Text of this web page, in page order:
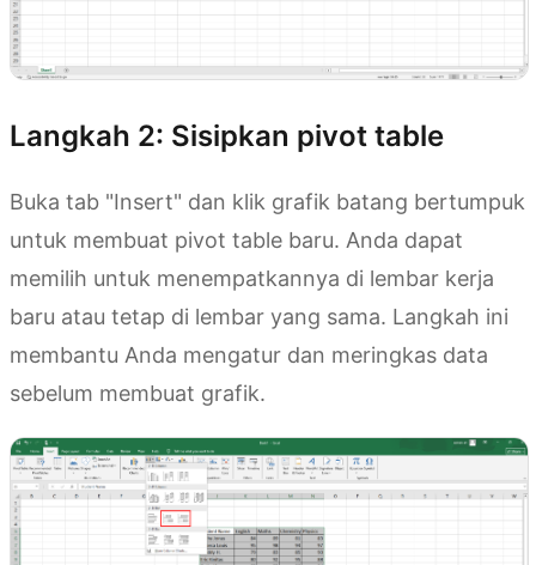
Langkah 2: Sisipkan pivot table
Buka tab "Insert" dan klik grafik batang bertumpuk
untuk membuat pivot table baru. Anda dapat
memilih untuk menempatkannya di lembar kerja
baru atau tetap di lembar yang sama. Langkah ini
membantu Anda mengatur dan meringkas data
sebelum membuat grafik.